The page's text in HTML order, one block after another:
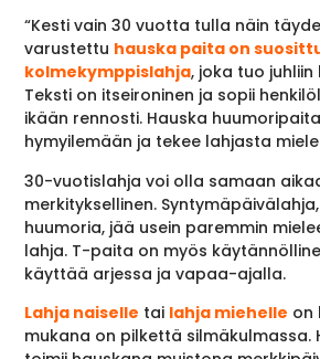
“Kesti vain 30 vuotta tulla näin
varustettu hauska paita on
kolmekymppislahja, joka tuo
Teksti on itseironinen ja sopii
ikään rennosti. Hauska
hymyilemään ja tekee lahjasta
30-vuotislahja voi olla samaan
merkityksellinen.
huumoria, jää usein paremmin
lahja. T-paita on myös
käyttää arjessa ja vapaa-ajalla.
Lahja naiselle tai lahja miehelle on
mukana on pilkettä silmäkulmassa.